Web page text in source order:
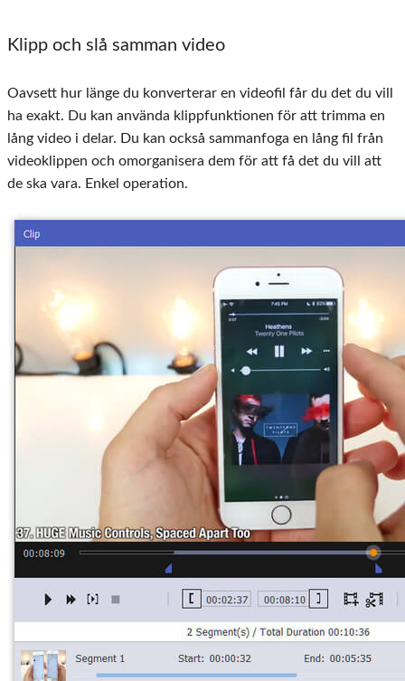
Klipp och slå samman video
Oavsett hur länge du konverterar en videofil får du det du vill
ha exakt. Du kan använda klippfunktionen för att trimma en
lång video i delar. Du kan också sammanfoga en lång fil från
videoklippen och omorganisera dem för att få det du vill att
de ska vara. Enkel operation.